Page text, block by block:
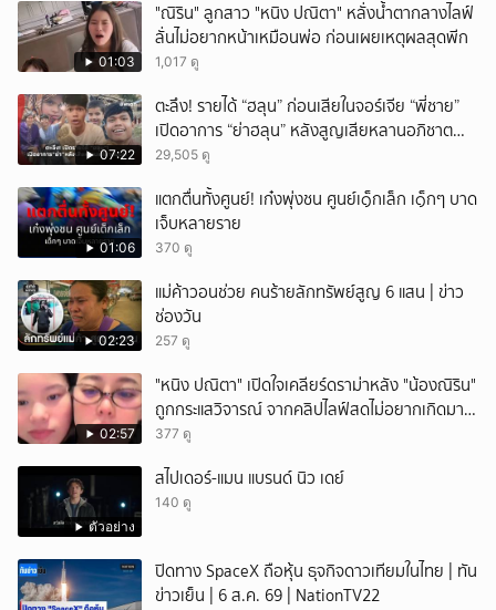
01:03
"ณิริน" ลูกสาว "หนิง ปณิตา" หลั่งน้ำตากลางไลฟ์
ลั่นไม่อยากหน้าเหมือนพ่อ ก่อนเผยเหตุผลสุดพีก
1,017 ดู
07:22
ตะลึง! รายได้ “ฮลุน” ก่อนเสียในจอร์เจีย “พี่ชาย”
เปิดอาการ “ย่าฮลุน” หลังสูญเสียหลานอภิชาต
บุตร!
29,505 ดู
01:06
แตกตื่นทั้งศูนย์! เก๋งพุ่งชน ศูนย์เ๑็กเล็ก เ๑็กๆ บาด
เจ็บหลายราย
370 ดู
02:23
แม่ค้าวอนช่วย คนร้ายลักทรัพย์สูญ 6 แสน | ข่าว
ช่องวัน
257 ดู
02:57
"หนิง ปณิตา" เปิดใจเคลียร์ดราม่าหลัง "น้องณิริน"
ถูกกระแสวิจารณ์ จากคลิปไลฟ์สดไม่อยากเกิดมา
หน้าเหมือนพ่อ
377 ดู
ตัวอย่าง
สไปเดอร์-แมน แบรนด์ นิว เดย์
140 ดู
ปิดทาง SpaceX ถือหุ้น ธุจกิจดาวเทียมในไทย | ทัน
ข่าวเย็น | 6 ส.ค. 69 | NationTV22